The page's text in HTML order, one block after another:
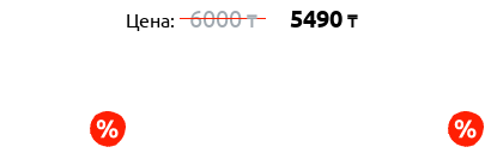
Цена: 6000₸ 5490 ₸